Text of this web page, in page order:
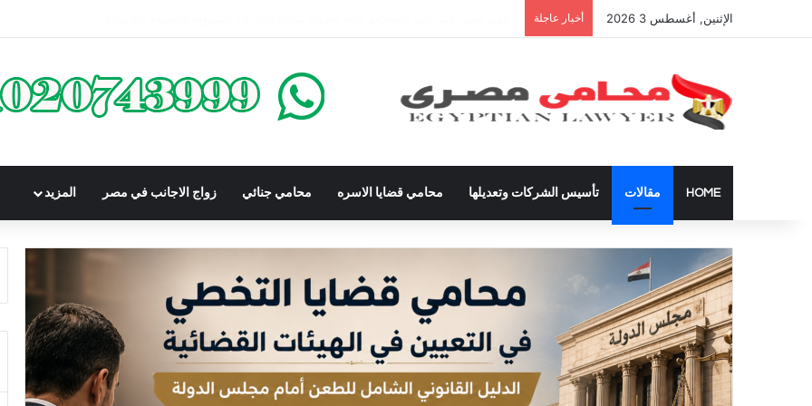
الإثنين, أغسطس 3 2026 أخبار عاجلة
HOME مقالات تأسيس الشركات وتعديلها محامي قضايا الاسره محامي جنائي زواج الاجانب في مصر المزيد